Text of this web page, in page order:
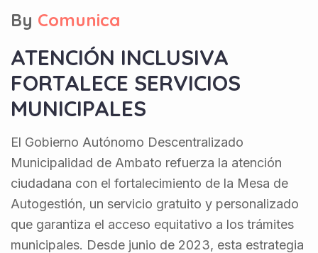
By Comunica
ATENCIÓN INCLUSIVA
FORTALECE SERVICIOS
MUNICIPALES
El Gobierno Autónomo Descentralizado
Municipalidad de Ambato refuerza la atención
ciudadana con el fortalecimiento de la Mesa de
Autogestión, un servicio gratuito y personalizado
que garantiza el acceso equitativo a los trámites
municipales. Desde junio de 2023, esta estrategia